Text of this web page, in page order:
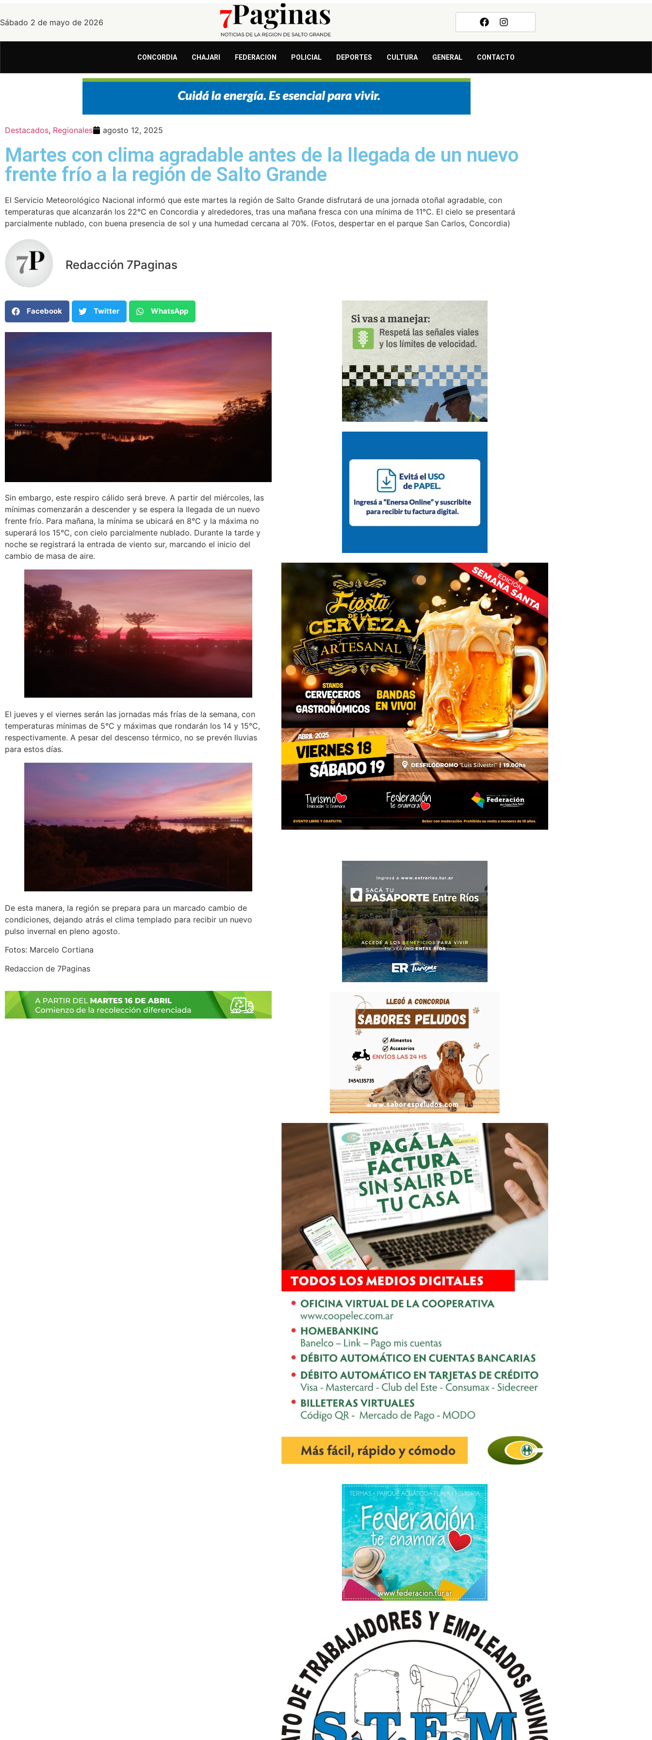
Sábado 2 de mayo de 2026
CONCORDIA CHAJARI FEDERACION POLICIAL DEPORTES CULTURA GENERAL CONTACTO
Destacados, Regionales agosto 12, 2025
Martes con clima agradable antes de la llegada de un nuevo
frente frío a la región de Salto Grande
El Servicio Meteorológico Nacional informó que este martes la región de Salto Grande disfrutará de una jornada otoñal agradable, con
temperaturas que alcanzarán los 22°C en Concordia y alrededores, tras una mañana fresca con una mínima de 11°C. El cielo se presentará
parcialmente nublado, con buena presencia de sol y una humedad cercana al 70%. (Fotos, despertar en el parque San Carlos, Concordia)
Redacción 7Paginas
Facebook Twitter WhatsApp
Sin embargo, este respiro cálido será breve. A partir del miércoles, las
mínimas comenzarán a descender y se espera la llegada de un nuevo
frente frío. Para mañana, la mínima se ubicará en 8°C y la máxima no
superará los 15°C, con cielo parcialmente nublado. Durante la tarde y
noche se registrará la entrada de viento sur, marcando el inicio del
cambio de masa de aire.
El jueves y el viernes serán las jornadas más frías de la semana, con
temperaturas mínimas de 5°C y máximas que rondarán los 14 y 15°C,
respectivamente. A pesar del descenso térmico, no se prevén lluvias
para estos días.
De esta manera, la región se prepara para un marcado cambio de
condiciones, dejando atrás el clima templado para recibir un nuevo
pulso invernal en pleno agosto.
Fotos: Marcelo Cortiana
Redaccion de 7Paginas